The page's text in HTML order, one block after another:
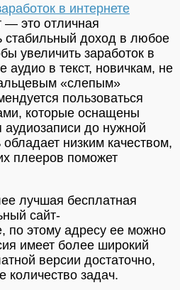
в интернете
— это отличная
стабильный доход в любое
увеличить заработок в
аудио в текст, новичкам, не
«слепым»
пользоваться
которые оснащены
до нужной
низким качеством,
плееров поможет
лучшая бесплатная
сайт-
по этому адресу ее можно
имеет более широкий
версии достаточно,
количество задач.